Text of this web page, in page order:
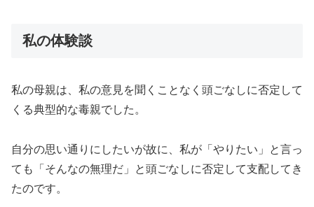
私の体験談
私の母親は、私の意見を聞くことなく頭ごなしに否定して
くる典型的な毒親でした。
自分の思い通りにしたいが故に、私が「やりたい」と言っ
ても「そんなの無理だ」と頭ごなしに否定して支配してき
たのです。